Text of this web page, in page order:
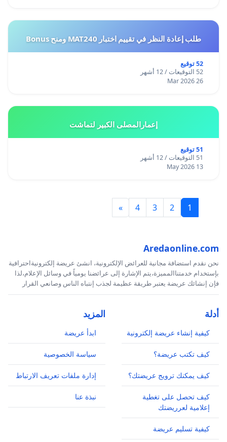
طلب إعادة النظر في تقييم اختبار MAT240 ومنح Bonus
52 توقيع
52 التوقيعات / 12 أشهر
26 Mar 2026
إعمارالمصلى الكبير لتماشت
51 توقيع
51 التوقيعات / 12 أشهر
13 May 2026
1
2
3
4
»
Aredaonline.com
نحن نقدم استضافة مجانية للعرائض الإلكترونية، انشئ عريضة إلكترونيةاحترافية
بإستخدام خدمتناالمميزة،يتم الإشارة إلى عرائضنا يومياً في وسائل الإعلام،لذا
فإن إنشائك عريضة يعتبر طريقة عظيمة لجذب إنتباه الناس وصانعي القرار
أدلة
كيفية إنشاء عريضة إلكترونية
كيف تكتب عريضة؟
كيف يمكنك ترويج عريضتك؟
كيف تحصل على تغطية
إعلامية لعرريضتك
كيفية تسليم عريضة
المزيد
ابدأ عريضة
سياسة الخصوصية
إدارة ملفات تعريف الارتباط
نبذة عنا